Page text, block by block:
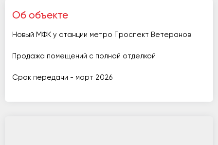
Об объекте
Новый МФК у станции метро Проспект Ветеранов
Продажа помещений с полной отделкой
Срок передачи - март 2026